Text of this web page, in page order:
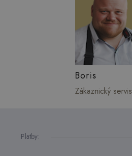
Boris
Zákaznický servis
Platby: